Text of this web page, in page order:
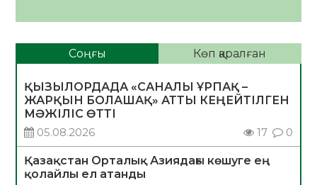
Соңғы Көп қаралған
ҚЫЗЫЛОРДАДА «САНАЛЫ ҰРПАҚ –
ЖАРҚЫН БОЛАШАҚ» АТТЫ КЕҢЕЙТІЛГЕН
МӘЖІЛІС ӨТТІ
05.08.2026
17 0
Қазақстан Орталық Азиядағы көшуге ең
қолайлы ел атанды